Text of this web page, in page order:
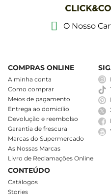
O Nosso
COMPRAS ONLINE
A minha conta
Como comprar
Meios de pagamento
Entrega ao domicílio
Devolução e reembolso
Garantia de frescura
Marcas do Supermercado
As Nossas Marcas
Livro de Reclamações Online
CONTEÚDO
Catálogos
Stories